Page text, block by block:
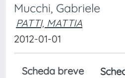
Mucchi, Gabriele
PATTI, MATTIA
2012-01-01
Scheda breve